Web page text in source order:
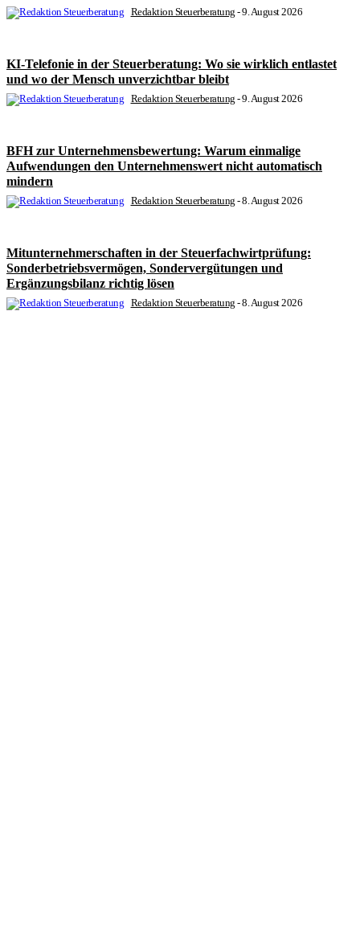
Redaktion Steuerberatung -9. August 2026
KI-Telefonie in der Steuerberatung: Wo sie wirklich entlastet
und wo der Mensch unverzichtbar bleibt
Redaktion Steuerberatung -9. August 2026
BFH zur Unternehmensbewertung: Warum einmalige
Aufwendungen den Unternehmenswert nicht automatisch
mindern
Redaktion Steuerberatung -8. August 2026
Mitunternehmerschaften in der Steuerfachwirtprüfung:
Sonderbetriebsvermögen, Sondervergütungen und
Ergänzungsbilanz richtig lösen
Redaktion Steuerberatung -8. August 2026